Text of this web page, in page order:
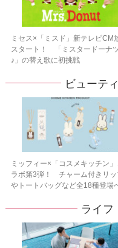
ミセス×「ミスド」新テレビCM
スタート！ 「ミスタードーナ
♪」の替え歌に初挑戦
ビューテ
ミッフィー×「コスメキッチン」
ラボ第3弾！ チャーム付きリッ
やトートバッグなど全18種登場
ライ